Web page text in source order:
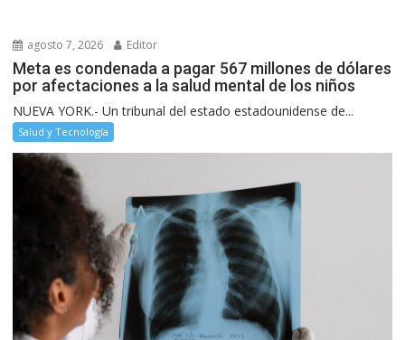
agosto 7, 2026 Editor
Meta es condenada a pagar 567 millones de dólares
por afectaciones a la salud mental de los niños
NUEVA YORK.- Un tribunal del estado estadounidense de...
Salud y Tecnología